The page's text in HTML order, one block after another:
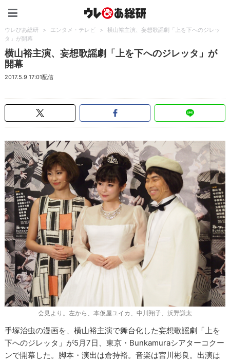
ウレぴあ総研 > エンタメ・テレビ >
横山裕主演、妄想歌謡劇「上を下へのジレッ
タ」が開幕
横山裕主演、妄想歌謡劇「上を下へのジレッタ」が
開幕
2017.5.9 17:01配信
会見より。左から、本仮屋ユイカ、中川翔子、浜野謙太
手塚治虫の漫画を、横山裕主演で舞台化した妄想歌謡劇「上を
下へのジレッタ」が5月7日、東京・Bunkamuraシアターコクー
ンで開幕した。脚本・演出は倉持裕。音楽は宮川彬良。出演は